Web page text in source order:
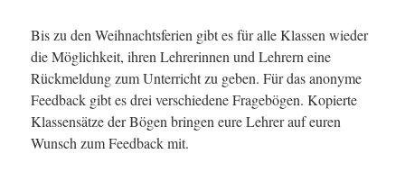
Bis zu den Weihnachtsferien gibt es für alle Klassen wieder
die Möglichkeit, ihren Lehrerinnen und Lehrern eine
Rückmeldung zum Unterricht zu geben. Für das anonyme
Feedback gibt es drei verschiedene Fragebögen. Kopierte
Klassensätze der Bögen bringen eure Lehrer auf euren
Wunsch zum Feedback mit.